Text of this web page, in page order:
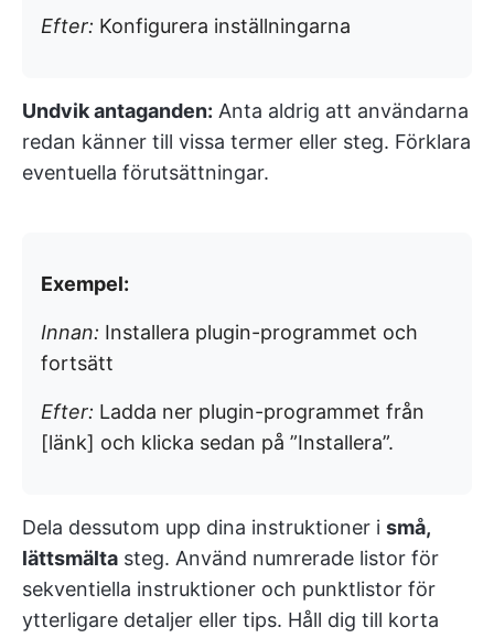
Efter: Konfigurera inställningarna
Undvik antaganden: Anta aldrig att användarna
redan känner till vissa termer eller steg. Förklara
eventuella förutsättningar.
Exempel:
Innan: Installera plugin-programmet och
fortsätt
Efter: Ladda ner plugin-programmet från
[länk] och klicka sedan på ”Installera”.
Dela dessutom upp dina instruktioner i små,
lättsmälta steg. Använd numrerade listor för
sekventiella instruktioner och punktlistor för
ytterligare detaljer eller tips. Håll dig till korta